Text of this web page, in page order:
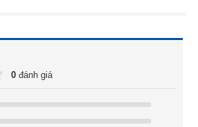
0 đánh giá